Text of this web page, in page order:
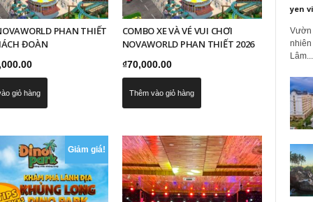
PHAN THIẾT
ĐOÀN
giỏ hàng
COMBO XE VÀ VÉ VUI CHƠI
NOVAWORLD PHAN THIẾT 2026
₫70,000.00
Thêm vào giỏ hàng
Giảm giá!
yen
Vườn
nhiên
Lâm...